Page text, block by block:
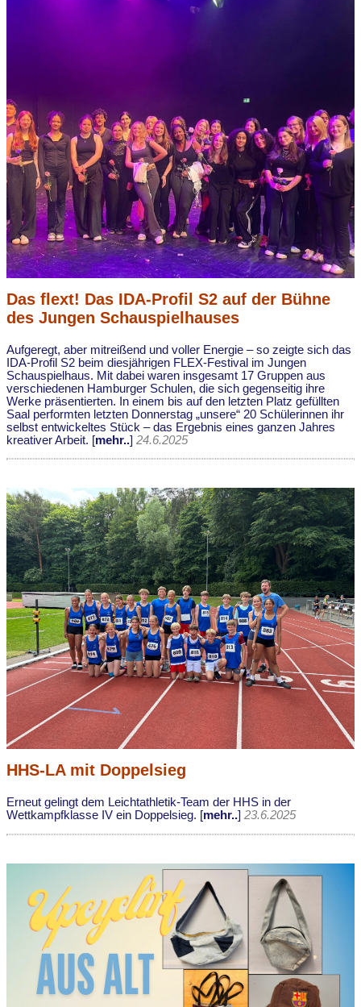
Das flext! Das IDA-Profil S2 auf der Bühne
des Jungen Schauspielhauses
Aufgeregt, aber mitreißend und voller Energie – so zeigte sich das
IDA-Profil S2 beim diesjährigen FLEX-Festival im Jungen
Schauspielhaus. Mit dabei waren insgesamt 17 Gruppen aus
verschiedenen Hamburger Schulen, die sich gegenseitig ihre
Werke präsentierten. In einem bis auf den letzten Platz gefüllten
Saal performten letzten Donnerstag „unsere“ 20 Schülerinnen ihr
selbst entwickeltes Stück – das Ergebnis eines ganzen Jahres
kreativer Arbeit. [mehr..] 24.6.2025
HHS-LA mit Doppelsieg
Erneut gelingt dem Leichtathletik-Team der HHS in der
Wettkampfklasse IV ein Doppelsieg. [mehr..] 23.6.2025